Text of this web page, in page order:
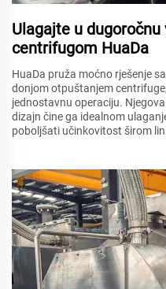
Ulagaјte u
centrifugom HuaDa
HuaDa pruža moćno rješenje
donjom otpuštanjem
jednostavnu operaciju.
dizajn čine ga idealnom
poboljšati učinkovitost širom